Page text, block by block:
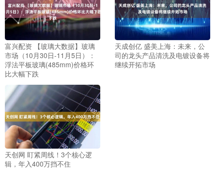
富兴配资 【玻璃大数据】玻璃
市场（10月30日-11月5日）：
浮法平板玻璃(485mm)价格环
比大幅下跌
天成创亿 盛美上海：未来，公
司的龙头产品清洗及电镀设备将
继续开拓市场
天创网 盯紧周线！3个核心逻
辑，年入400万挡不住